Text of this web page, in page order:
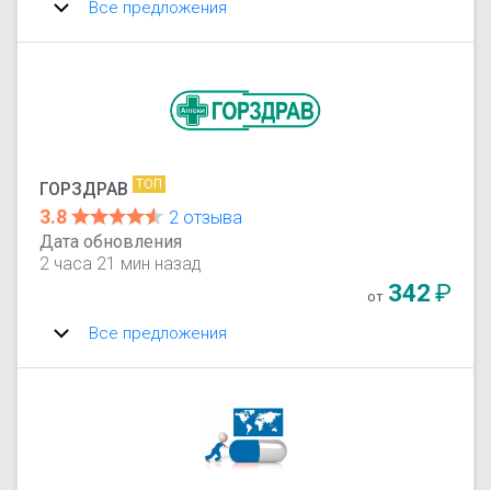
Все предложения
ГОРЗДРАВ ТОП
3.8
2 отзыва
Дата обновления
2 часа 21 мин назад
от 342₽
Все предложения